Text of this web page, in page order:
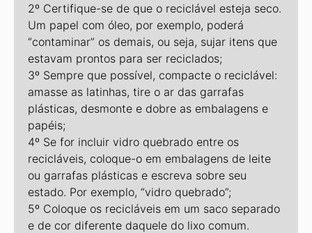
2º Certifique-se de que o reciclável es­teja seco.
Um papel com óleo, por exemplo, poderá
“contaminar” os de­mais, ou seja, sujar itens que
estavam prontos para ser reciclados;
3º Sempre que possível, compacte o reciclável:
amasse as latinhas, tire o ar das garrafas
plásticas, desmonte e dobre as embalagens e
papéis;
4º Se for incluir vidro quebrado entre os
recicláveis, coloque-o em embala­gens de leite
ou garrafas plásticas e escreva sobre seu
estado. Por exem­plo, “vidro quebrado”;
5º Coloque os recicláveis em um saco separado
e de cor diferente daquele do lixo comum.